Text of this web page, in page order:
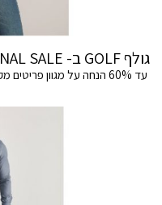
גולף GOLF ב- FINAL SALE.
עד 60% הנחה על מגוון פריטים מקולקציית החורף